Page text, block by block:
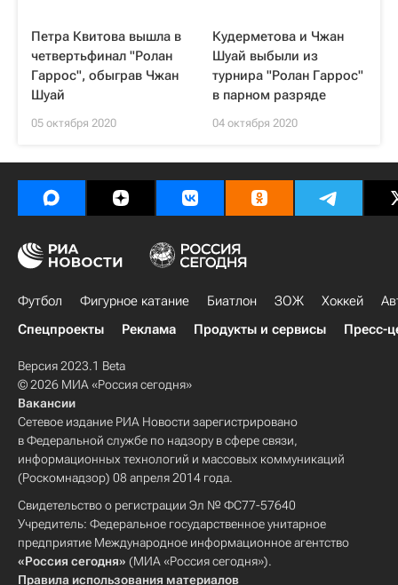
Петра Квитова вышла в
четвертьфинал "Ролан
Гаррос", обыграв Чжан
Шуай
05 октября 2020
Кудерметова и Чжан
Шуай выбыли из
турнира "Ролан Гаррос"
в парном разряде
04 октября 2020
Футбол Фигурное катание Биатлон ЗОЖ Хоккей
Спецпроекты
Реклама Продукты и сервисы Пресс-
Версия 2023.1 Beta
© 2026 МИА «Россия сегодня»
Вакансии
Сетевое издание РИА Новости зарегистрировано
в Федеральной службе по надзору в сфере связи,
информационных технологий и массовых коммуникаций
(Роскомнадзор) 08 апреля 2014 года.
Свидетельство о регистрации Эл № ФС77-57640
Учредитель: Федеральное государственное унитарное
предприятие Международное информационное агентство
«Россия сегодня» (МИА «Россия сегодня»).
Правила использования материалов